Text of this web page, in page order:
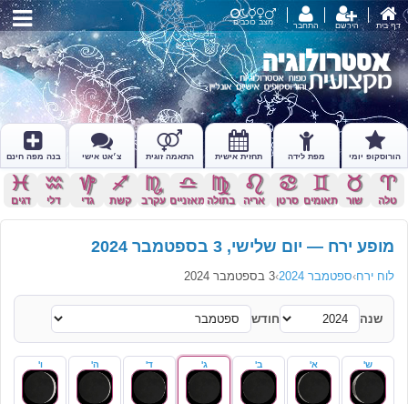
דף בית הירשם התחבר מצב כוכבים
הורוסקופ יומי מפת לידה תחזית אישית התאמה זוגית צ׳אט אישי בנה מפה חינם
a
טלה
s
שור
d
תאומים
f
סרטן
g
אריה
h
בתולה
j
מאזניים
k
עקרב
l
קשת
z
גדי
x
דלי
c
דגים
מופע ירח — יום שלישי, 3 בספטמבר 2024
לוח ירח›ספטמבר 2024 ›3 בספטמבר 2024
שנה חודש
ש' א' ב' ג' ד' ה' ו'